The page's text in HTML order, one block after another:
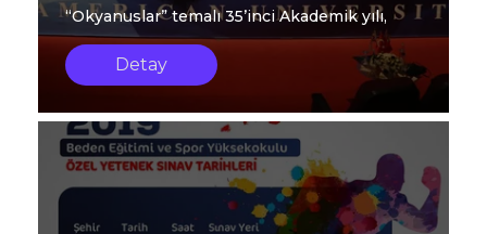
“Okyanuslar” temalı 35’inci Akademik yılı,
GAÜ Spectrum Uluslararası Kongre Merk...
Detay